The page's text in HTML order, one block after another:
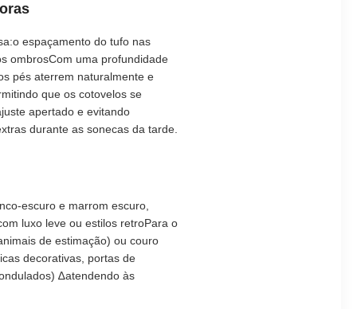
espaçamento do tufo nas
ombrosCom uma profundidade
pés aterrem naturalmente e
que os cotovelos se
apertado e evitando
durante as sonecas da tarde.
escuro e marrom escuro,
luxo leve ou estilos retroPara o
de estimação) ou couro
decorativas, portas de
∆atendendo às